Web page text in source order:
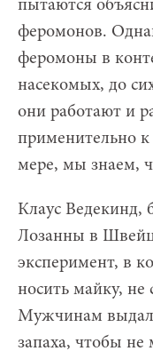
пытаются
феромонов.
феромоны в
насекомых, до
они работают и
применительно
мере, мы знаем,
Клаус Ведекинд,
Лозанны в
эксперимент, в
носить майку, не
Мужчинам
запаха, чтобы не